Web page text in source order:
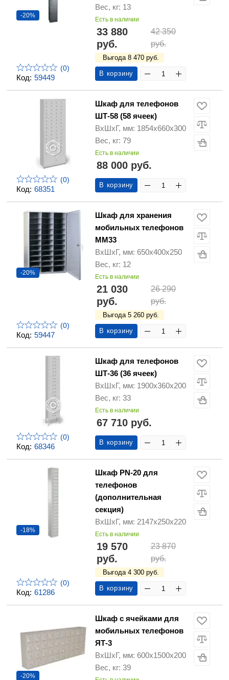
Код: 59449
-20%
(0)
Вес, кг: 13
Есть в наличии
33 880
руб.
42 350
руб.
Выгода 8 470 руб.
В корзину
Код: 68351
(0)
Шкаф для телефонов
ШТ-58 (58 ячеек)
ВхШхГ, мм: 1854х660х300
Вес, кг: 79
Есть в наличии
88 000 руб.
В корзину
Код: 59447
-20%
(0)
Шкаф для хранения
мобильных телефонов
ММ33
ВхШхГ, мм: 650х400х250
Вес, кг: 12
Есть в наличии
21 030
руб.
26 290
руб.
Выгода 5 260 руб.
В корзину
Код: 68346
(0)
Шкаф для телефонов
ШТ-36 (36 ячеек)
ВхШхГ, мм: 1900х360х200
Вес, кг: 33
Есть в наличии
67 710 руб.
В корзину
Код: 61286
-18%
(0)
Шкаф PN-20 для
телефонов
(дополнительная
секция)
ВхШхГ, мм: 2147х250х220
Есть в наличии
19 570
руб.
23 870
руб.
Выгода 4 300 руб.
В корзину
-20%
Шкаф с ячейками для
мобильных телефонов
ЯТ-3
ВхШхГ, мм: 600х1500х200
Вес, кг: 39